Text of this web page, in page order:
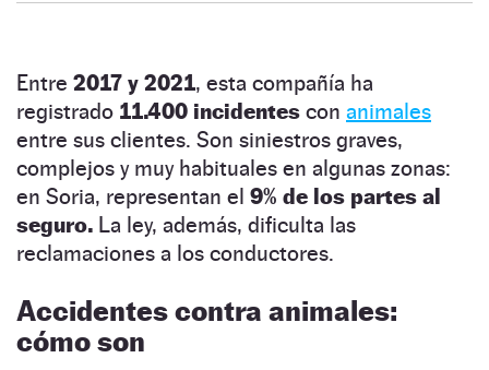
Entre 2017 y 2021, esta compañía ha
registrado 11.400 incidentes con animales
entre sus clientes. Son siniestros graves,
complejos y muy habituales en algunas zonas:
en Soria, representan el 9% de los partes al
seguro. La ley, además, dificulta las
reclamaciones a los conductores.
Accidentes contra animales:
cómo son